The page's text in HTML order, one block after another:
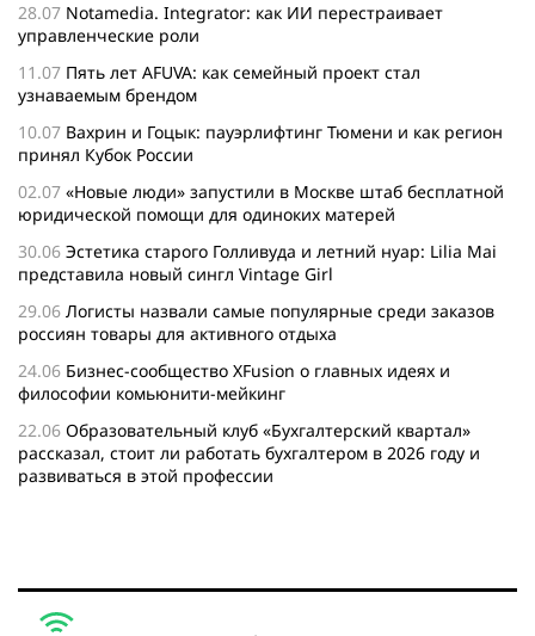
28.07 Notamedia. Integrator: как ИИ перестраивает
управленческие роли
11.07 Пять лет AFUVA: как семейный проект стал
узнаваемым брендом
10.07 Вахрин и Гоцык: пауэрлифтинг Тюмени и как регион
принял Кубок России
02.07 «Новые люди» запустили в Москве штаб бесплатной
юридической помощи для одиноких матерей
30.06 Эстетика старого Голливуда и летний нуар: Lilia Mai
представила новый сингл Vintage Girl
29.06 Логисты назвали самые популярные среди заказов
россиян товары для активного отдыха
24.06 Бизнес-сообщество XFusion о главных идеях и
философии комьюнити-мейкинг
22.06 Образовательный клуб «Бухгалтерский квартал»
рассказал, стоит ли работать бухгалтером в 2026 году и
развиваться в этой профессии
бизнесу нужен ребрендинг для роста компании